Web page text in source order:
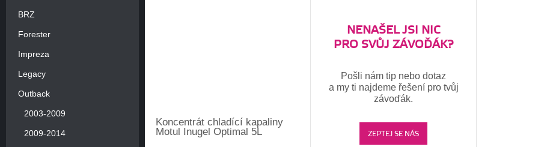
BRZ
Forester
Impreza
Legacy
Outback
2003-2009
2009-2014
Koncentrát chladící kapaliny
Motul Inugel Optimal 5L
NENAŠEL JSI NIC
PRO SVŮJ ZÁVOĎÁK?
Pošli nám tip nebo dotaz
a my ti najdeme řešení pro tvůj
závoďák.
ZEPTEJ SE NÁS